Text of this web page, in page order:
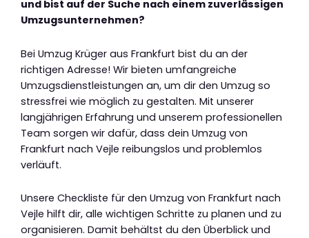
und bist auf der Suche nach einem zuverlässigen
Umzugsunternehmen?
Bei Umzug Krüger aus Frankfurt bist du an der
richtigen Adresse! Wir bieten umfangreiche
Umzugsdienstleistungen an, um dir den Umzug so
stressfrei wie möglich zu gestalten. Mit unserer
langjährigen Erfahrung und unserem professionellen
Team sorgen wir dafür, dass dein Umzug von
Frankfurt nach Vejle reibungslos und problemlos
verläuft.
Unsere Checkliste für den Umzug von Frankfurt nach
Vejle hilft dir, alle wichtigen Schritte zu planen und zu
organisieren. Damit behältst du den Überblick und